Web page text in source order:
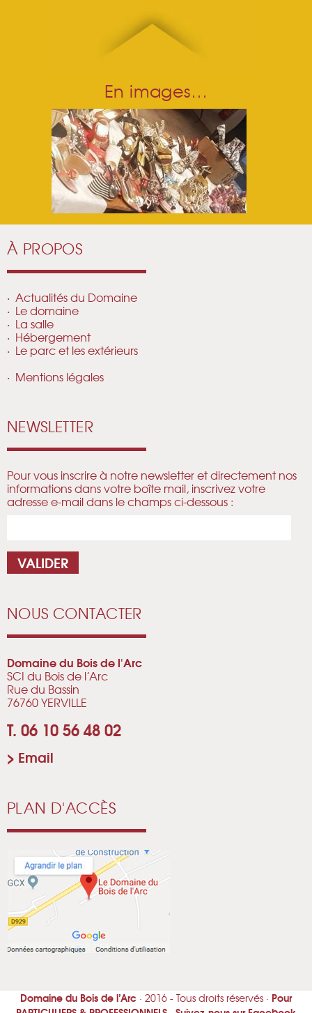
En images…
À PROPOS
Actualités du Domaine
Le domaine
La salle
Hébergement
Le parc et les extérieurs
Mentions légales
NEWSLETTER
Pour vous inscrire à notre newsletter et directement nos
informations dans votre boîte mail, inscrivez votre
adresse e-mail dans le champs ci-dessous :
NOUS CONTACTER
Domaine du Bois de l'Arc
SCI du Bois de l’Arc
Rue du Bassin
76760 YERVILLE
T. 06 10 56 48 02
> Email
PLAN D'ACCÈS
Domaine du Bois de l’Arc · 2016 - Tous droits réservés · Pour